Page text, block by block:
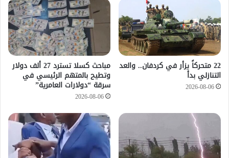
22 متحركاً يزأر في كردفان.. والعد
التنازلي بدأ
2026-08-06
مباحث كسلا تسترد 27 ألف دولار
وتطيح بالمتهم الرئيسي في
سرقة “دولارات العامرية”
2026-08-06